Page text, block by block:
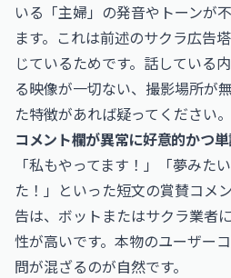
いる「主婦」の発音やトーンが
ます。これは前述のサクラ広告
じているためです。話している
る映像が一切ない、撮影場所が
た特徴があれば疑ってください。
コメント欄が異常に好意的かつ
「私もやってます！」「夢みた
た！」といった短文の賞賛コメ
告は、ボットまたはサクラ業者
性が高いです。本物のユーザー
問が混ざるのが自然です。